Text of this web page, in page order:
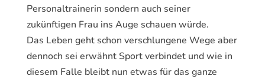
Personaltrainerin sondern auch seiner
zukünftigen Frau ins Auge schauen würde.
Das Leben geht schon verschlungene Wege aber
dennoch sei erwähnt Sport verbindet und wie in
diesem Falle bleibt nun etwas für das ganze